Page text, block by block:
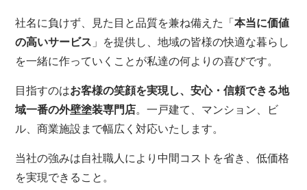
社名に負けず、見た目と品質を兼ね備えた「本当に価値
の高いサービス 」を提供し、地域の皆様の快適な暮らし
を一緒に作っていくことが私達の何よりの喜びです。
目指すのはお客様の笑顔を実現し、安心・信頼できる地
域一番の外壁塗装専門店。一戸建て、マンション、ビ
ル、商業施設まで幅広く対応いたします。
当社の強みは自社職人により中間コストを省き、低価格
を実現できること。